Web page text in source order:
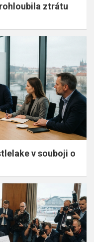
ztrátu
v souboji o